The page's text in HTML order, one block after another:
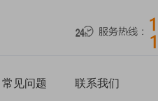
常见问题 联系我们